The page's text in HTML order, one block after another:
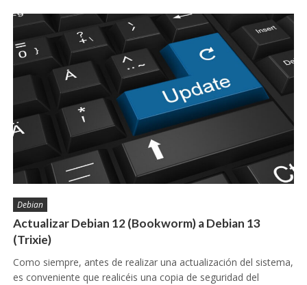
Debian
Actualizar Debian 12 (Bookworm) a Debian 13
(Trixie)
Como siempre, antes de realizar una actualización del sistema,
es conveniente que realicéis una copia de seguridad del